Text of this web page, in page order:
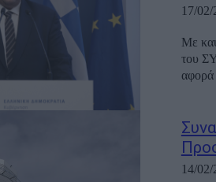
17/02/
Με
του
αφορά
14/02/